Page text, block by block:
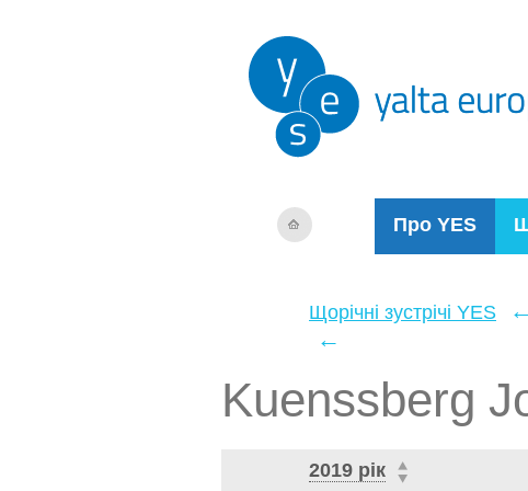
Про YES
Щорічні зустрічі YES ←
←
Kuenssberg
2019 рік